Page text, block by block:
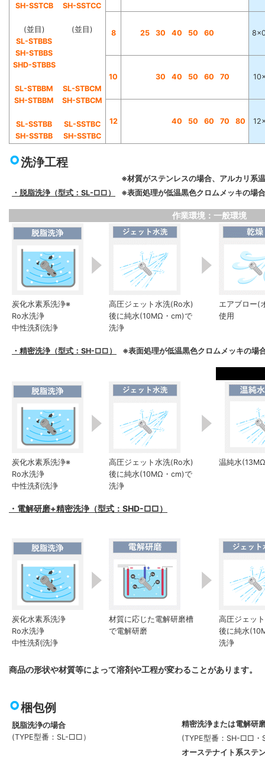
SH-SSTCB
(並目)
SL-STBBS
SH-STBBS
SHD-STBBS
SL-STBBM
SH-STBBM
SL-SSTBB
SH-SSTBB
SH-SSTCC
(並目)
SL-STBCM
SH-STBCM
SL-SSTBC
SH-SSTBC
8 25 30 40 50 60
10 30 40 50 60 70
12 40 50 60 70 80
洗浄工程
※材質がステンレスの場合、アルカリ系
・脱脂洗浄（型式：SL-□□）
※表面処理が低温黒色クロムメッキの場
作業環境：一般環境
炭化水素系洗浄※
Ro水洗浄
中性洗剤洗浄
高圧ジェット水洗(Ro水)
後に純水(10MΩ・cm)で
洗浄
エアブロー(
使用
・精密洗浄（型式：SH-□□） ※表面処理が低温黒色クロムメッキの場
炭化水素系洗浄※
Ro水洗浄
中性洗剤洗浄
高圧ジェット水洗(Ro水)
後に純水(10MΩ・cm)で
洗浄
温純水
・電解研磨+精密洗浄（型式：SHD-□□）
炭化水素系洗浄
Ro水洗浄
中性洗剤洗浄
材質に応じた電解研磨槽
で電解研磨
高圧ジェッ
後に純水
洗浄
商品の形状や材質等によって溶剤や工程が変わることがあります。
梱包例
脱脂洗浄の場合
(TYPE型番：SL-□□）
精密洗浄または電解研
(TYPE型番：SH-□□
オーステナイト系ステ